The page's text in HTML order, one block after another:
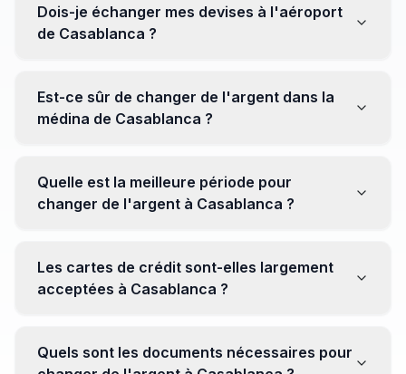
Dois-je échanger mes devises à l'aéroport
de Casablanca ?
être moins avantageux. Orientez-vous plutôt vers les
bureaux de change en ville pour obtenir de meilleurs
Est-ce sûr de changer de l'argent dans la
médina de Casablanca ?
établissements réputés pour éviter les surprises.
Quelle est la meilleure période pour
changer de l'argent à Casablanca ?
soyez attentif aux fluctuations pour maximiser la valeur
de vos devises.
Les cartes de crédit sont-elles largement
acceptées à Casablanca ?
Cependant, avoir un peu de monnaie locale peut être
Quels sont les documents nécessaires pour